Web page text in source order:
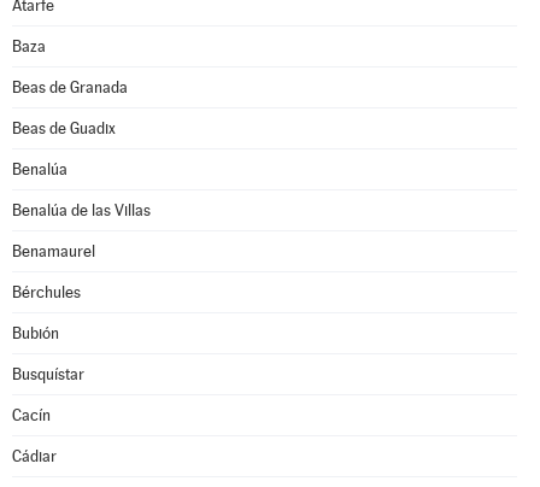
Atarfe
Baza
Beas de Granada
Beas de Guadix
Benalúa
Benalúa de las Villas
Benamaurel
Bérchules
Bubión
Busquístar
Cacín
Cádiar